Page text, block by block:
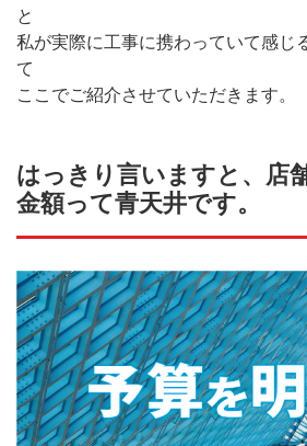
と
私が実際に工事に携わっていて感じ
て
ここでご紹介させていただきます。
はっきり言いますと、店
金額って青天井です。